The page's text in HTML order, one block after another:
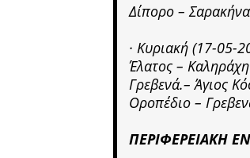
Δίπορο –
· Κυριακή (17-05-
Έλατος –
Γρεβενά.– Άγιος
Οροπέδιο –
ΠΕΡΙΦΕΡΕΙΑΚΗ